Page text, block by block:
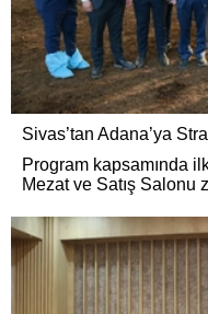
Sivas’tan Adana’ya
Program kapsamında
Mezat ve Satış Salonu